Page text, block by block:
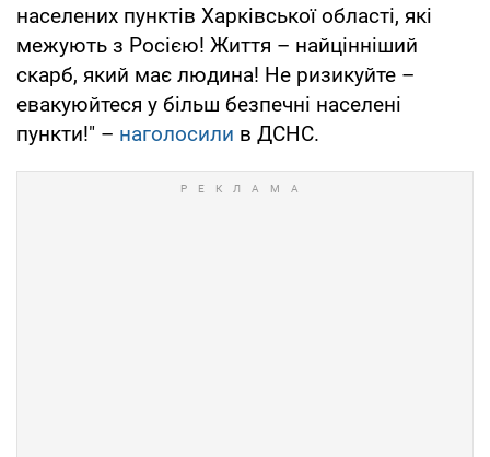
населених пунктів Харківської області, які
межують з Росією! Життя – найцінніший
скарб, який має людина! Не ризикуйте –
евакуюйтеся у більш безпечні населені
пункти!" – наголосили в ДСНС.